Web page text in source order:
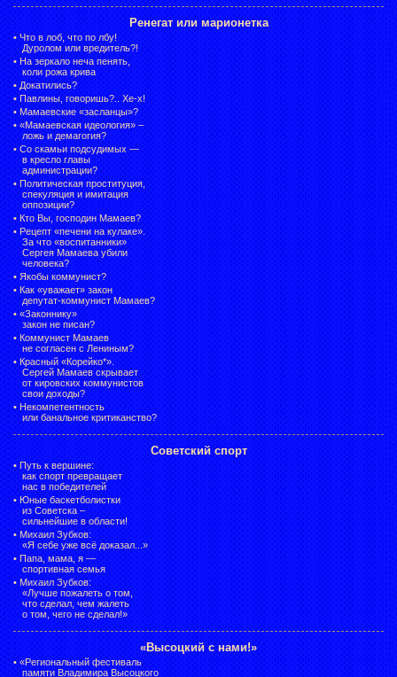
Ренегат или марионетка
• Что в лоб, что по лбу!
Дуролом или вредитель?!
• На зеркало неча пенять,
коли рожа крива
• Докатились?
• Павлины, говоришь?.. Хе-х!
• Мамаевские «засланцы»?
• «Мамаевская идеология» –
ложь и демагогия?
• Со скамьи подсудимых —
в кресло главы
администрации?
• Политическая проституция,
спекуляция и имитация
оппозиции?
• Кто Вы, господин Мамаев?
• Рецепт «печени на кулаке».
За что «воспитанники»
Сергея Мамаева убили
человека?
• Якобы коммунист?
• Как «уважает» закон
депутат-коммунист Мамаев?
• «Законнику»
закон не писан?
• Коммунист Мамаев
не согласен с Лениным?
• Красный «Корейко*».
Сергей Мамаев скрывает
от кировских коммунистов
свои доходы?
• Некомпетентность
или банальное критиканство?
Советский спорт
• Путь к вершине:
как спорт превращает
нас в победителей
• Юные баскетболистки
из Советска –
сильнейшие в области!
• Михаил Зубков:
«Я себе уже всё доказал...»
• Папа, мама, я —
спортивная семья
• Михаил Зубков:
«Лучше пожалеть о том,
что сделал, чем жалеть
о том, чего не сделал!»
«Высоцкий с нами!»
• «Региональный фестиваль
памяти Владимира Высоцкого